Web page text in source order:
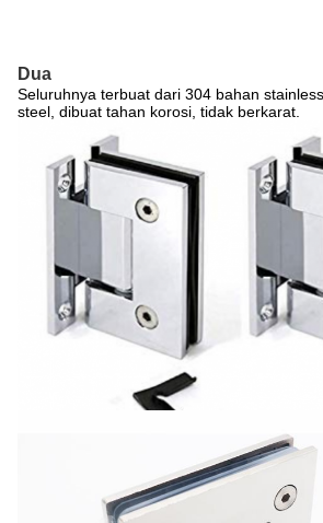
Dua
Seluruhnya terbuat dari 304 bahan stainless
steel, dibuat tahan korosi, tidak berkarat.